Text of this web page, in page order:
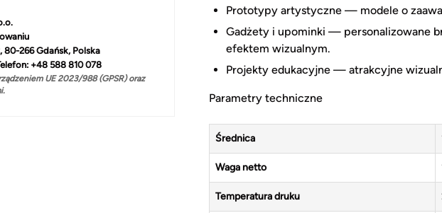
80-266 Gdańsk, Polska
+48 588 810 078
UE 2023/988 (GPSR) oraz
Prototypy artystyczne — modele o
Gadżety i upominki — personalizowane
efektem wizualnym.
Projekty edukacyjne — atrakcyjne
Parametry techniczne
Średnica
Waga netto
Temperatura druku